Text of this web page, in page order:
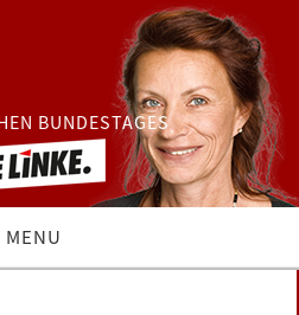
BUNDESTAGES
MENU